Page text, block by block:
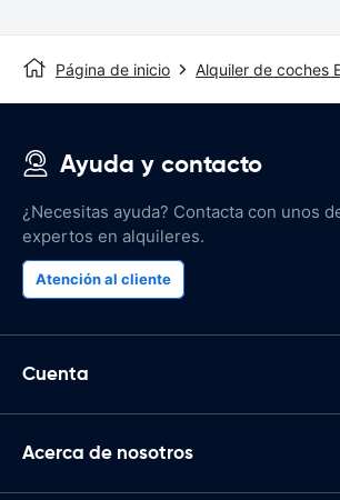
Página de inicio Alquiler de coches
Ayuda y contacto
¿Necesitas ayuda? Contacta con unos
expertos en alquileres.
Atención al cliente
Cuenta
Acerca de nosotros